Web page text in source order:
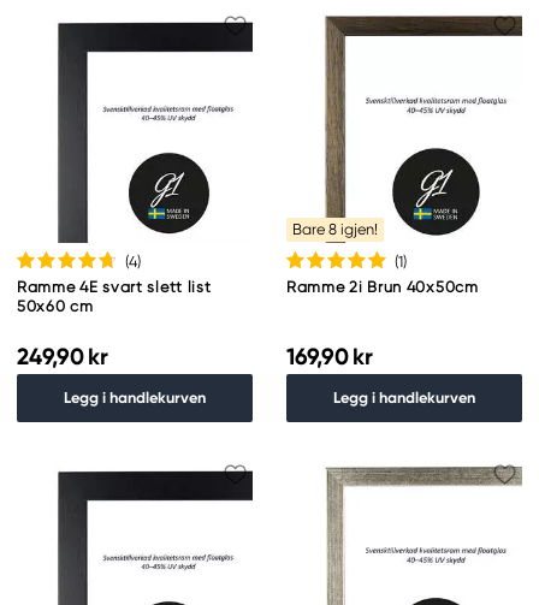
(4)
Ramme 4E svart slett list
50x60 cm
249,90 kr
Legg i handlekurven
Bare 8 igjen!
(1)
Ramme 2i Brun 40x50cm
169,90 kr
Legg i handlekurven